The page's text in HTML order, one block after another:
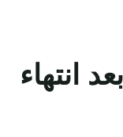
انتهاء